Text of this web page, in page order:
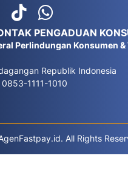
PENGADUAN
Perlindungan Konsumen &
Republik Indonesia
1111-1010
All Rights